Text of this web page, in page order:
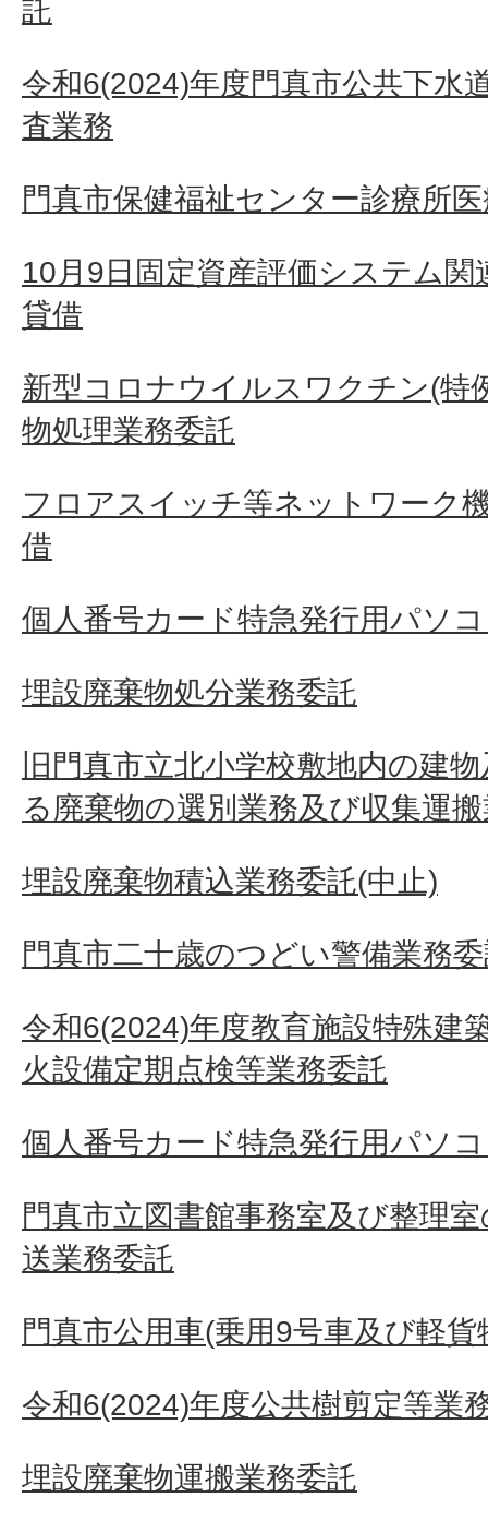
託
令和6(2024)年度門真市公共下水
査業務
門真市保健福祉センター診療所
10月9日固定資産評価システム
貸借
新型コロナウイルスワクチン(特
物処理業務委託
フロアスイッチ等ネットワーク
借
個人番号カード特急発行用パソ
埋設廃棄物処分業務委託
旧門真市立北小学校敷地内の建
る廃棄物の選別業務及び収集運
埋設廃棄物積込業務委託(中止)
門真市二十歳のつどい警備業務
令和6(2024)年度教育施設特殊建
火設備定期点検等業務委託
個人番号カード特急発行用パソ
門真市立図書館事務室及び整理
送業務委託
門真市公用車(乗用9号車及び軽
令和6(2024)年度公共樹剪定等業
埋設廃棄物運搬業務委託